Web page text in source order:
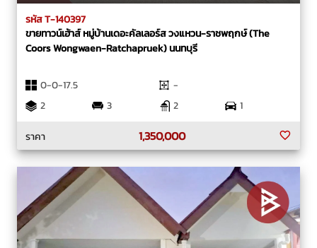
รหัส T-140397
ขายทาวน์เฮ้าส์ หมู่บ้านเดอะคัลเลอร์ส วงแหวน-ราชพฤกษ์ (The
Coors Wongwaen-Ratchapruek) นนทบุรี
0-0-17.5
-
2
3 2
1
ราคา
1,350,000